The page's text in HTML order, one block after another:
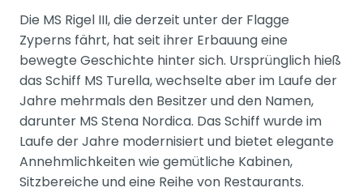
Die MS Rigel III, die derzeit unter der Flagge
Zyperns fährt, hat seit ihrer Erbauung eine
bewegte Geschichte hinter sich. Ursprünglich hieß
das Schiff MS Turella, wechselte aber im Laufe der
Jahre mehrmals den Besitzer und den Namen,
darunter MS Stena Nordica. Das Schiff wurde im
Laufe der Jahre modernisiert und bietet elegante
Annehmlichkeiten wie gemütliche Kabinen,
Sitzbereiche und eine Reihe von Restaurants.